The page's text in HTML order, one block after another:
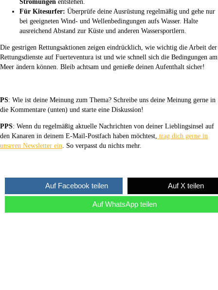
Strömungen entstehen.
Für Kitesurfer: Überprüfe deine Ausrüstung regelmäßig und gehe nur
bei geeigneten Wind- und Wellenbedingungen aufs Wasser. Halte
ausreichend Abstand zur Küste und anderen Wassersportlern.
Die gestrigen Rettungsaktionen zeigen eindrücklich, wie wichtig die Arbeit der
Rettungsdienste auf Fuerteventura ist und wie schnell sich die Bedingungen am
Meer ändern können. Bleib achtsam und genieße deinen Aufenthalt sicher!
PS: Wie ist deine Meinung zum Thema? Schreibe uns deine Meinung gerne in
die Kommentare (unten) und starte eine Diskussion!
PPS: Wenn du regelmäßig aktuelle Nachrichten von deiner Lieblingsinsel auf
den Kanaren in deinem E-Mail-Postfach haben möchtest, trag dich gerne in
unseren Newsletter ein. So verpasst du nichts mehr.
Auf Facebook teilen Auf X teilen
Auf WhatsApp teilen